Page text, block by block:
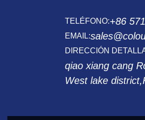
TELÉFONO:+86
EMAIL:
DIRECCIÓN
qiao xiang cang
West lake